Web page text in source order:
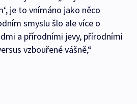
je to vnímáno jako něco
smyslu šlo ale více o
a přírodními jevy, přírodními
vzbouřené vášně,“